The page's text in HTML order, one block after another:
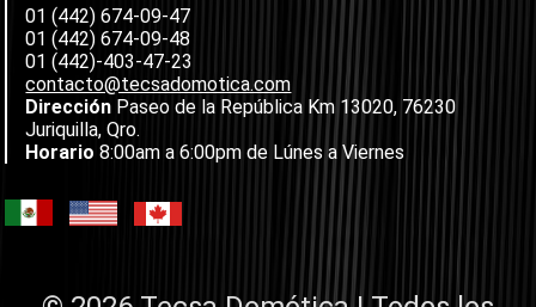
01 (442) 674-09-47
01 (442) 674-09-48
01 (442)-403-47-23
contacto@tecsadomotica.com
Dirección Paseo de la República Km 13020, 76230
Juriquilla, Qro.
Horario 8:00am a 6:00pm de Lúnes a Viernes